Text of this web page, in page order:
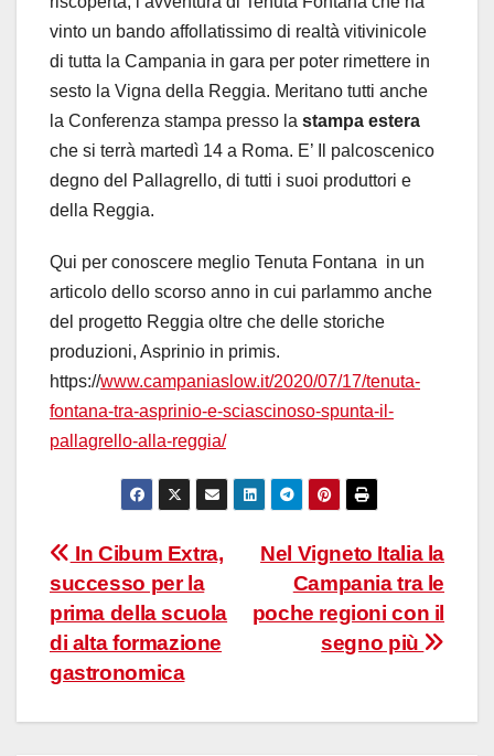
vinto un bando affollatissimo di realtà vitivinicole
di tutta la Campania in gara per poter rimettere in
sesto la Vigna della Reggia. Meritano tutti anche
la Conferenza stampa presso la stampa estera
che si terrà martedì 14 a Roma. E’ Il palcoscenico
degno del Pallagrello, di tutti i suoi produttori e
della Reggia.
Qui per conoscere meglio Tenuta Fontana in un
articolo dello scorso anno in cui parlammo anche
del progetto Reggia oltre che delle storiche
produzioni, Asprinio in primis.
https://www.campaniaslow.it/2020/07/17/tenuta-
fontana-tra-asprinio-e-sciascinoso-spunta-il-
pallagrello-alla-reggia/
Navigazione
articoli
Nel Vigneto Italia la
Campania tra le
poche regioni con il
segno più
In Cibum Extra,
successo per la
prima della scuola
di alta formazione
gastronomica